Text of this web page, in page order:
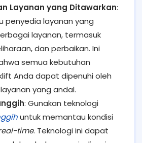
Layanan yang Ditawarkan:
penyedia layanan yang
layanan, termasuk
dan perbaikan. Ini
semua kebutuhan
Anda dapat dipenuhi oleh
yang andal.
: Gunakan teknologi
untuk memantau kondisi
time. Teknologi ini dapat